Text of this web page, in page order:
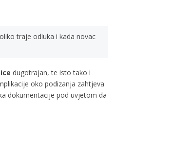
traje odluka i kada novac
dugotrajan, te isto tako i
oko podizanja zahtjeva
dokumentacije pod uvjetom da